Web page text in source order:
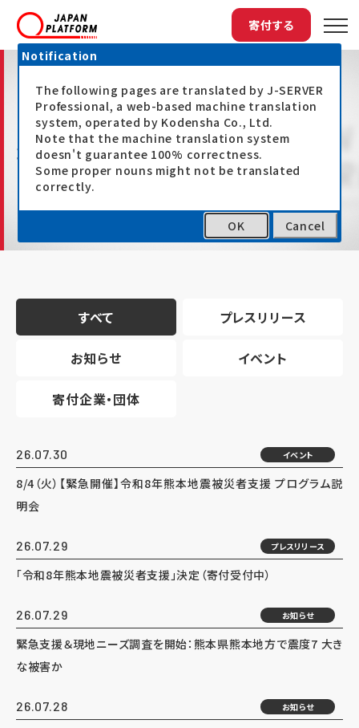
寄付する
最新情報
すべて プレスリリース
お知らせ イベント
寄付企業・団体
26.07.30 イベント
8/4（火）【緊急開催】令和8年熊本地震被災者支援 プログラム説
明会
26.07.29 プレスリリース
「令和8年熊本地震被災者支援」決定（寄付受付中）
26.07.29 お知らせ
緊急支援＆現地ニーズ調査を開始：熊本県熊本地方で震度7 大き
な被害か
26.07.28 お知らせ
Notification
The following pages are translated by J-SERVER
Professional, a web-based machine translation
system, operated by Kodensha Co., Ltd.
Note that the machine translation system
doesn't guarantee 100% correctness.
Some proper nouns might not be translated
correctly.
OK Cancel